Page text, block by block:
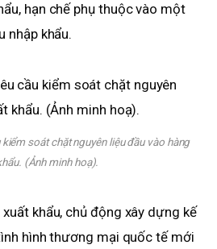
hạn chế phụ thuộc vào một
nhập khẩu.
soát chặt nguyên liệu đầu vào hàng
(Ảnh minh hoạ).
khẩu, chủ động xây dựng kế
hình thương mại quốc tế mới